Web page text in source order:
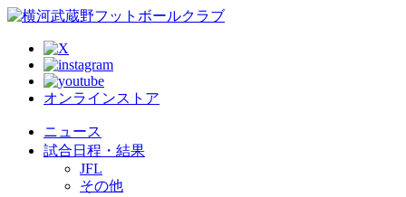
オンラインストア
ニュース
試合日程・結果
JFL
その他